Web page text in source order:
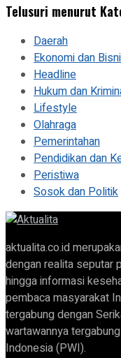
Telusuri menurut
Daerah
Ekonomi dan
Headline
Hukum dan
Lifestyle
Olahraga
Pemerintahan
Pendidikan dan
Peristiwa
Sosok dan Politik
aktualita.co.id
dengan realita seputar
hingga informasi
pembaca masyarakat
tergabung dengan
wartawannya
Indonesia (PWI).